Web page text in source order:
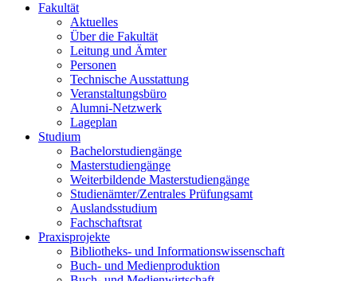
Fakultät
Aktuelles
Über die Fakultät
Leitung und Ämter
Personen
Technische Ausstattung
Veranstaltungsbüro
Alumni-Netzwerk
Lageplan
Studium
Bachelorstudiengänge
Masterstudiengänge
Weiterbildende Masterstudiengänge
Studienämter/Zentrales Prüfungsamt
Auslandsstudium
Fachschaftsrat
Praxisprojekte
Bibliotheks- und Informationswissenschaft
Buch- und Medienproduktion